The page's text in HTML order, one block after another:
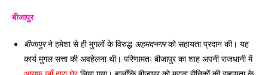
बीजापुर
बीजापुर ने हमेशा से ही मुगलों के विरुद्ध अहमदनगर को सहायता प्रदान की। यह
कार्य मुगल सत्ता की अवहेलना थी। परिणामतः बीजापुर का शाह अपनी राजधानी में